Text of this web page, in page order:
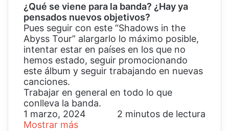
¿Qué se viene para la banda? ¿Hay ya
pensados nuevos objetivos?
Pues seguir con este “Shadows in the
Abyss Tour” alargarlo lo máximo posible,
intentar estar en países en los que no
hemos estado, seguir promocionando
este álbum y seguir trabajando en nuevas
canciones.
Trabajar en general en todo lo que
conlleva la banda.
1 marzo, 2024
2 minutos de lectura
Mostrar más